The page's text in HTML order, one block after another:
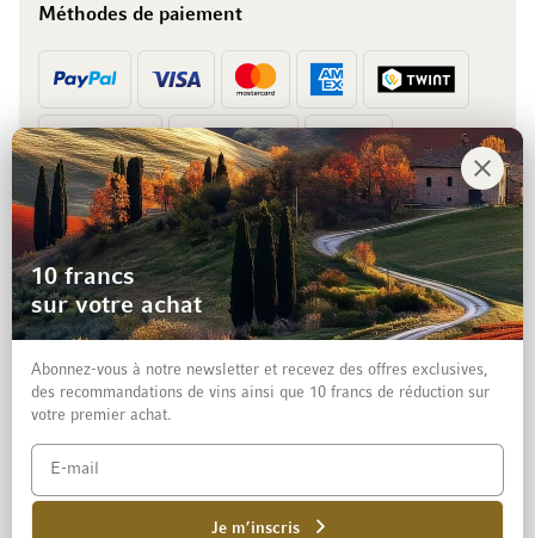
Méthodes de paiement
Prépaiement Facture
Protection des données et clause de non-responsabilité
10 francs
sur votre achat
Abonnez-vous à notre newsletter et recevez des offres exclusives,
des recommandations de vins ainsi que 10 francs de réduction sur
votre premier achat.
Je m’inscris